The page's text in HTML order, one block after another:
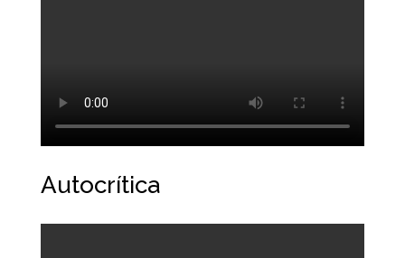
Autocrítica